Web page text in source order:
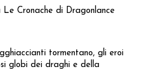
Le Cronache di Dragonlance
tormentano, gli eroi
globi dei draghi e della